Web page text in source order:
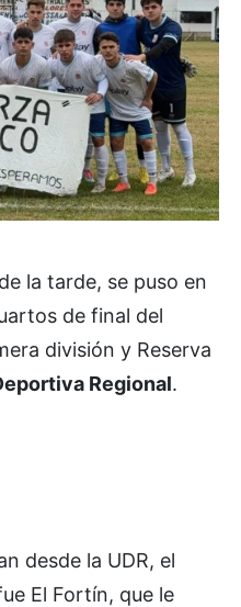
la tarde, se puso en
de final del
división y Reserva
Regional.
desde la UDR, el
El Fortín, que le